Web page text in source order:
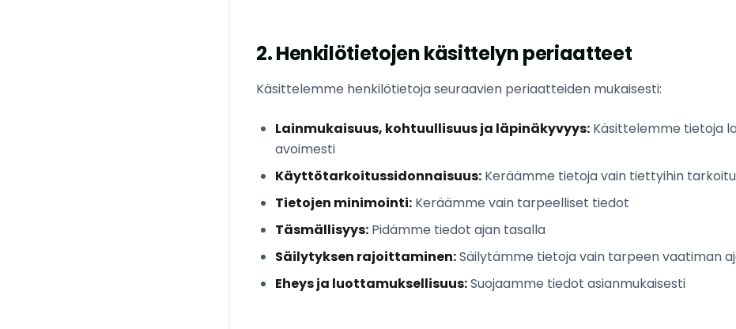
2. Henkilötietojen käsittelyn periaatteet
Käsittelemme henkilötietoja seuraavien periaatteiden mukaisesti:
Lainmukaisuus, kohtuullisuus ja läpinäkyvyys: Käsittelemme tietoja
avoimesti
Käyttötarkoitussidonnaisuus: Keräämme tietoja vain tiettyihin
Tietojen minimointi: Keräämme vain tarpeelliset tiedot
Täsmällisyys: Pidämme tiedot ajan tasalla
Säilytyksen rajoittaminen:Säilytämme tietoja vain tarpeen vaatiman
Eheys ja luottamuksellisuus:Suojaamme tiedot asianmukaisesti